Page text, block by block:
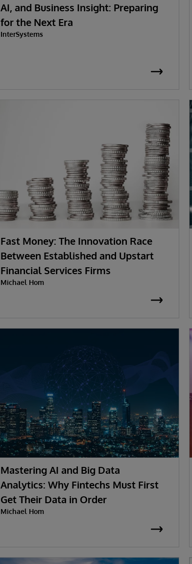
AI, and Business Insight: Preparing
for the Next Era
InterSystems
Fast Money: The Innovation Race
Between Established and Upstart
Financial Services Firms
Michael Hom
Mastering AI and Big Data
Analytics: Why Fintechs Must First
Get Their Data in Order
Michael Hom